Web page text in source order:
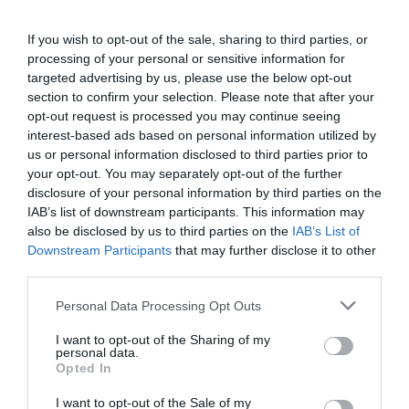
If you wish to opt-out of the sale, sharing to third parties, or
processing of your personal or sensitive information for
targeted advertising by us, please use the below opt-out
section to confirm your selection. Please note that after your
opt-out request is processed you may continue seeing
interest-based ads based on personal information utilized by
us or personal information disclosed to third parties prior to
your opt-out. You may separately opt-out of the further
disclosure of your personal information by third parties on the
IAB’s list of downstream participants. This information may
also be disclosed by us to third parties on the IAB’s List of
Downstream Participants that may further disclose it to other
Please note that this website/app uses one or more Google
not limited to your visit or usage behaviour. You may click to
grant or deny consent to Google and its third-party tags to
use your data for below specified purposes in below Google
consent section.
Personal Data Processing Opt Outs
I want to opt-out of the Sharing of my
personal data.
Opted In
I want to opt-out of the Sale of my
majd térjünk vissza alaphelyzetbe. Végezzük el a másik
Ismételjük meg 8-szor a gyakorlatsort.